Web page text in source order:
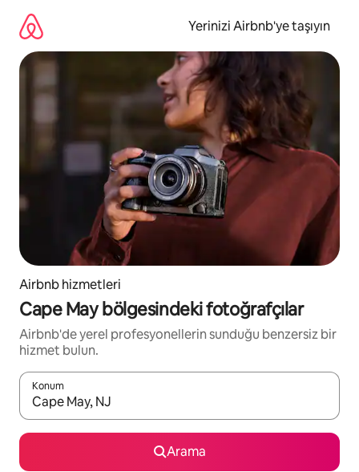
Yerinizi Airbnb'ye taşıyın
Airbnb hizmetleri
Cape May bölgesindeki fotoğrafçılar
Airbnb'de yerel profesyonellerin sunduğu benzersiz bir
hizmet bulun.
Konum
Sonuçlar kullanılabilir olduğunda yukarı ve aşağı oklarıyla
Arama